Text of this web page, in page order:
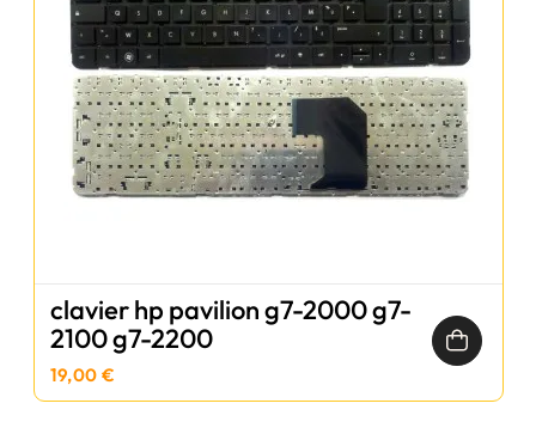
clavier hp pavilion g7-2000 g7-
2100 g7-2200
19,00 €